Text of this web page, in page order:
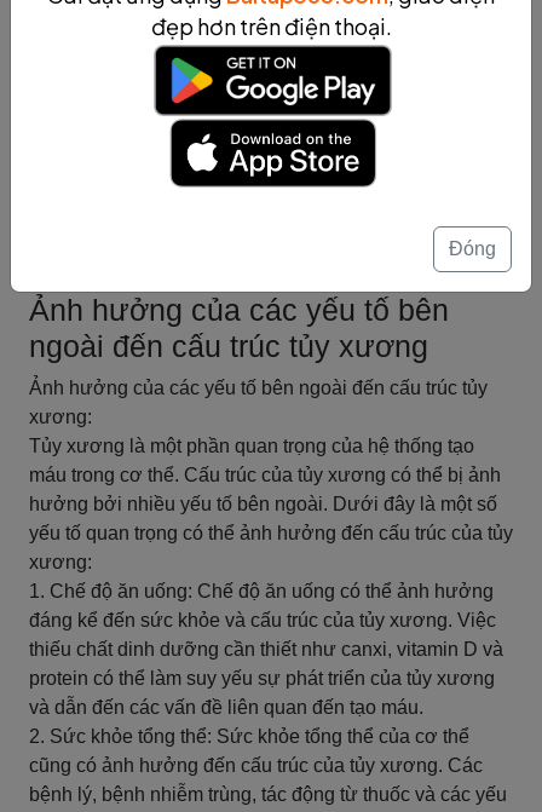
trưởng, hormone và yếu tố môi trường. Tất cả các yếu tố
này tác động lên quá trình phân mảnh và phân hóa tế
bào trong tủy xương để đảm bảo sản xuất và duy trì các
tế bào máu trong cơ thể.
Hiểu rõ cơ chế sản xuất tế bào trong tủy xương là quan
trọng để nắm vững kiến thức về chức năng và cấu trúc
của tủy xương, và cũng giúp hiểu rõ hơn về các rối loạn
Ảnh hưởng của các yếu tố bên
ngoài đến cấu trúc tủy xương
Ảnh hưởng của các yếu tố bên ngoài đến cấu trúc tủy
xương:
Tủy xương là một phần quan trọng của hệ thống tạo
máu trong cơ thể. Cấu trúc của tủy xương có thể bị ảnh
hưởng bởi nhiều yếu tố bên ngoài. Dưới đây là một số
yếu tố quan trọng có thể ảnh hưởng đến cấu trúc của tủy
xương:
1. Chế độ ăn uống: Chế độ ăn uống có thể ảnh hưởng
đáng kể đến sức khỏe và cấu trúc của tủy xương. Việc
thiếu chất dinh dưỡng cần thiết như canxi, vitamin D và
protein có thể làm suy yếu sự phát triển của tủy xương
và dẫn đến các vấn đề liên quan đến tạo máu.
2. Sức khỏe tổng thể: Sức khỏe tổng thể của cơ thể
cũng có ảnh hưởng đến cấu trúc của tủy xương. Các
bệnh lý, bệnh nhiễm trùng, tác động từ thuốc và các yếu
đẹp hơn trên điện thoại.
Đóng